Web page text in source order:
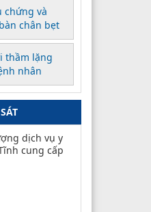
chứng và
chân bẹt
thầm lặng
nhân
dịch vụ y
cung cấp